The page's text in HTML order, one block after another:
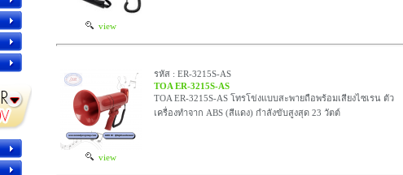
view
view
รหัส : ER-3215S-AS
TOA ER-3215S-AS
TOA ER-3215S-AS โทรโข่งแบบสะพายถือพร้อมเสียงไซเรน ตัว
เครื่องทำจาก ABS (สีแดง) กำลังขับสูงสุด 23 วัตต์